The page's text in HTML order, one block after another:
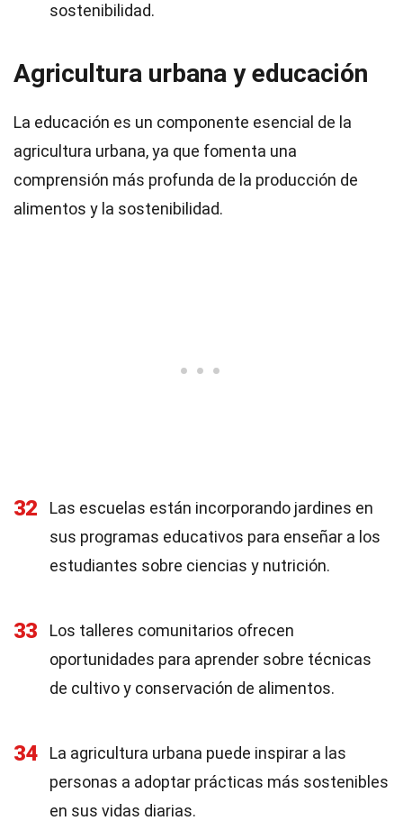
sostenibilidad.
Agricultura urbana y educación
La educación es un componente esencial de la
agricultura urbana, ya que fomenta una
comprensión más profunda de la producción de
alimentos y la sostenibilidad.
32
Las escuelas están incorporando jardines en
sus programas educativos para enseñar a los
estudiantes sobre ciencias y nutrición.
33
Los talleres comunitarios ofrecen
oportunidades para aprender sobre técnicas
de cultivo y conservación de alimentos.
34
La agricultura urbana puede inspirar a las
personas a adoptar prácticas más sostenibles
en sus vidas diarias.